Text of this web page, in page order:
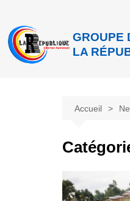
GROUPE
LA
Accueil